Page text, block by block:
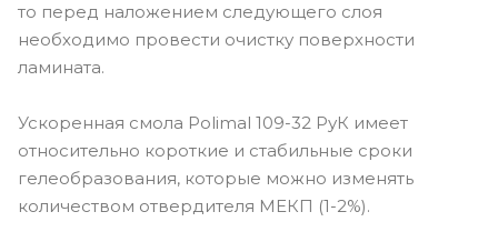
то перед наложением следующего слоя
необходимо провести очистку поверхности
ламината.
Ускоренная смола Polimal 109-32 РуК имеет
относительно короткие и стабильные сроки
гелеобразования, которые можно изменять
количеством отвердителя МЕКП (1-2%).